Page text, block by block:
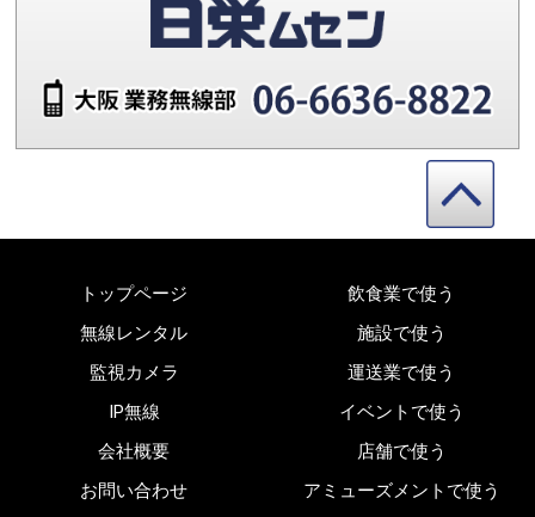
トップページ
無線レンタル
監視カメラ
IP無線
会社概要
お問い合わせ
飲食業で使う
施設で使う
運送業で使う
イベントで使う
店舗で使う
アミューズメントで使う